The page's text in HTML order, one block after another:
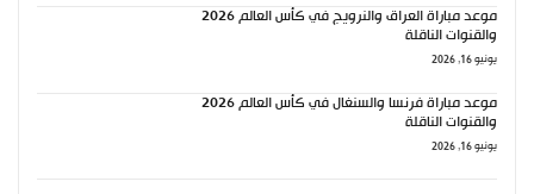
موعد مباراة العراق والنرويج في كأس العالم 2026
والقنوات الناقلة
يونيو 16, 2026
موعد مباراة فرنسا والسنغال في كأس العالم 2026
والقنوات الناقلة
يونيو 16, 2026